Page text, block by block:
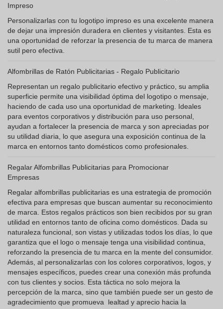
Impreso
Personalizarlas con tu logotipo impreso es una excelente manera
de dejar una impresión duradera en clientes y visitantes. Esta es
una oportunidad de reforzar la presencia de tu marca de manera
sutil pero efectiva.
Alfombrillas de Ratón Publicitarias - Regalo Publicitario
Representan un regalo publicitario efectivo y práctico, su amplia
superficie permite una visibilidad óptima del logotipo o mensaje,
haciendo de cada uso una oportunidad de marketing. Ideales
para eventos corporativos y distribución para uso personal,
ayudan a fortalecer la presencia de marca y son apreciadas por
su utilidad diaria, lo que asegura una exposición continua de la
marca en entornos tanto domésticos como profesionales.
Regalar Alfombrillas Publicitarias para Promocionar
Empresas
Regalar alfombrillas publicitarias es una estrategia de promoción
efectiva para empresas que buscan aumentar su reconocimiento
de marca. Estos regalos prácticos son bien recibidos por su gran
utilidad en entornos tanto de oficina como domésticos. Dada su
naturaleza funcional, son vistas y utilizadas todos los días, lo que
garantiza que el logo o mensaje tenga una visibilidad continua,
reforzando la presencia de tu marca en la mente del consumidor.
Además, al personalizarlas con los colores corporativos, logos, y
mensajes específicos, puedes crear una conexión más profunda
con tus clientes y socios. Esta táctica no solo mejora la
percepción de la marca, sino que también puede ser un gesto de
agradecimiento que promueva lealtad y aprecio hacia la